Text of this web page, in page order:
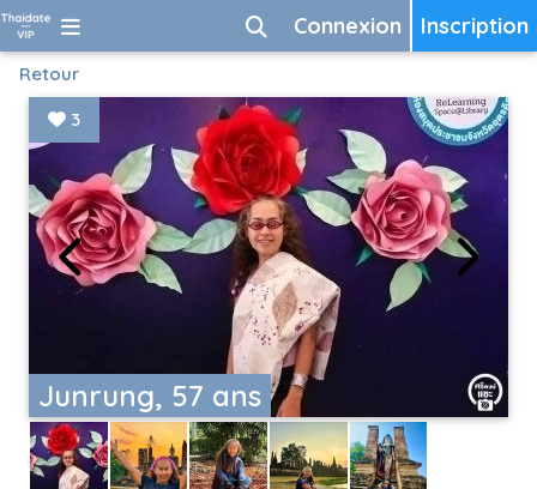
Inscription
Connexion
Retour
Junrung, 57 ans
3